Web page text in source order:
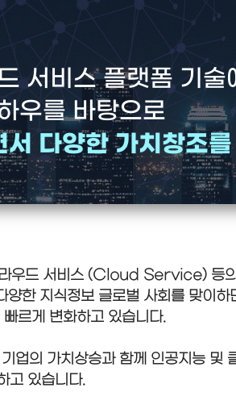
서비스 플랫폼 기술
우를 바탕으로
다양한 가치창조
우드 서비스 (Cloud Service) 등의
지식정보 글로벌 사회를 맞이하
르게 변화하고 있습니다.
업의 가치상승과 함께 인공지능 및
고 있습니다.